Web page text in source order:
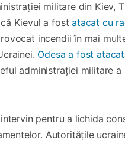
militare din Kiev,
Kievul a fostatacat cu
incendii în mai
Odesa a fost
administrației militare a
pentru a lichida
Autoritățile